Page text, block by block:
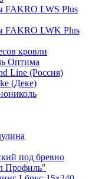
FAKRO LWS Plus
FAKRO LWK Plus
кровли
Оптима
Line (Россия)
(Деке)
под бревно
Профиль"